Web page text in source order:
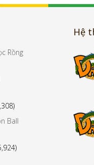
Rồng
Ball
Hệ